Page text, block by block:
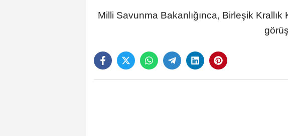
Milli Savunma Bakanlığınca, Birleşik Krallık